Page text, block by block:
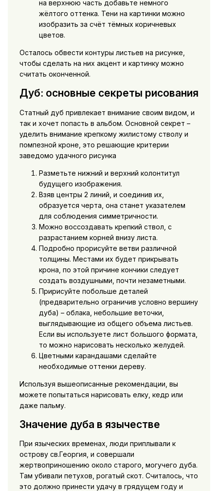
на верхнюю часть добавьте немного
жёлтого оттенка. Тени на картинки можно
изобразить за счёт тёмных коричневых
цветов.
Осталось обвести контуры листьев на рисунке,
чтобы сделать на них акцент и картинку можно
считать оконченной.
Дуб: основные секреты рисования
Статный дуб привлекает внимание своим видом, и
так и хочет попасть в альбом. Основной секрет –
уделить внимание крепкому жилистому стволу и
помпезной кроне, это решающие критерии
заведомо удачного рисунка
Разметьте нижний и верхний колонтитул
будущего изображения.
Взяв центры 2 линий, и соединив их,
образуется черта, она станет указателем
для соблюдения симметричности.
Можно воссоздавать крепкий ствол, с
разрастанием корней внизу листа.
Подробно прорисуйте ветви различной
толщины. Местами их будет прикрывать
крона, по этой причине кончики следует
создать воздушными, почти незаметными.
Пририсуйте побольше деталей
(предварительно ограничив условно вершину
дуба) – облака, небольшие веточки,
выглядывающие из общего объема листьев.
Если вы используете лист большого формата,
то можно нарисовать несколько желудей.
Цветными карандашами сделайте
необходимые оттенки дереву.
Используя вышеописанные рекомендации, вы
можете попытаться нарисовать елку, кедр или
даже пальму.
Значение дуба в язычестве
При языческих временах, люди приплывали к
острову св.Георгия, и совершали
жертвоприношению около старого, могучего дуба.
Там убивали петухов, рогатый скот. Считалось, что
это должно принести удачу в грядущем году и